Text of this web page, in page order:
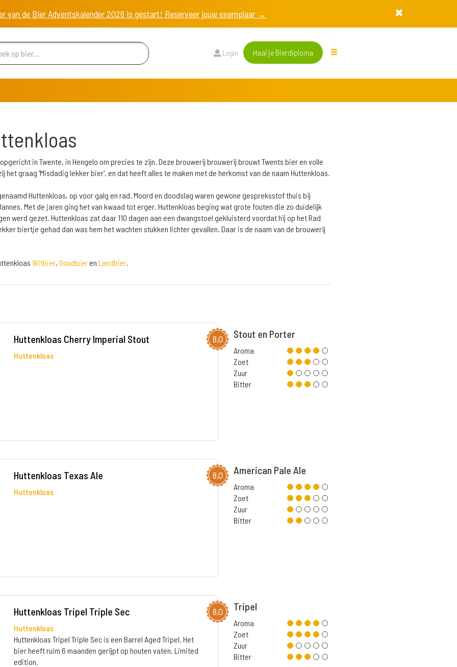
van de Bier Adventskalender 2026 is gestart! Reserveer jouw exemplaar →
Login Haal je Bierdiploma
in Twente, in Hengelo om precies te zijn. Deze brouwerij brouwerij brouwt Twents bier en volle
het graag 'Misdadig lekker bier', en dat heeft alles te maken met de herkomst van de naam Huttenkloas.
Huttenkloas, op voor galg en rad. Moord en doodslag waren gewone gespreksstof thuis bij
Met de jaren ging het van kwaad tot erger. Huttenkloas beging wat grote fouten die zo duidelijk
werd gezet. Huttenkloas zat daar 110 dagen aan een dwangstoel gekluisterd voordat hij op het Rad
biertje gehad dan was hem het wachten stukken lichter gevallen. Daar is de naam van de brouwerij
Witbier,GoudbierenLandbier.
8,0
Huttenkloas Cherry Imperial Stout
Huttenkloas
Stout en Porter
Aroma
Zoet
Zuur
Bitter
8,0
Huttenkloas Texas Ale
Huttenkloas
American Pale Ale
Aroma
Zoet
Zuur
Bitter
8,0
Huttenkloas Tripel Triple Sec
Huttenkloas
Huttenkloas Tripel Triple Sec is een Barrel Aged Tripel. Het
bier heeft ruim 6 maanden gerijpt op houten vaten. Limited
edition.
Tripel
Aroma
Zoet
Zuur
Bitter